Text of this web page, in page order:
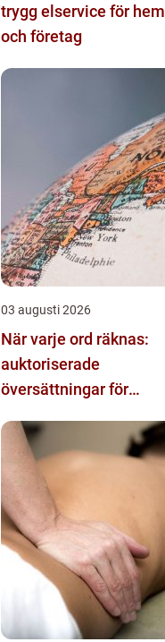
trygg elservice för hem
och företag
03 augusti 2026
När varje ord räknas:
auktoriserade
översättningar för